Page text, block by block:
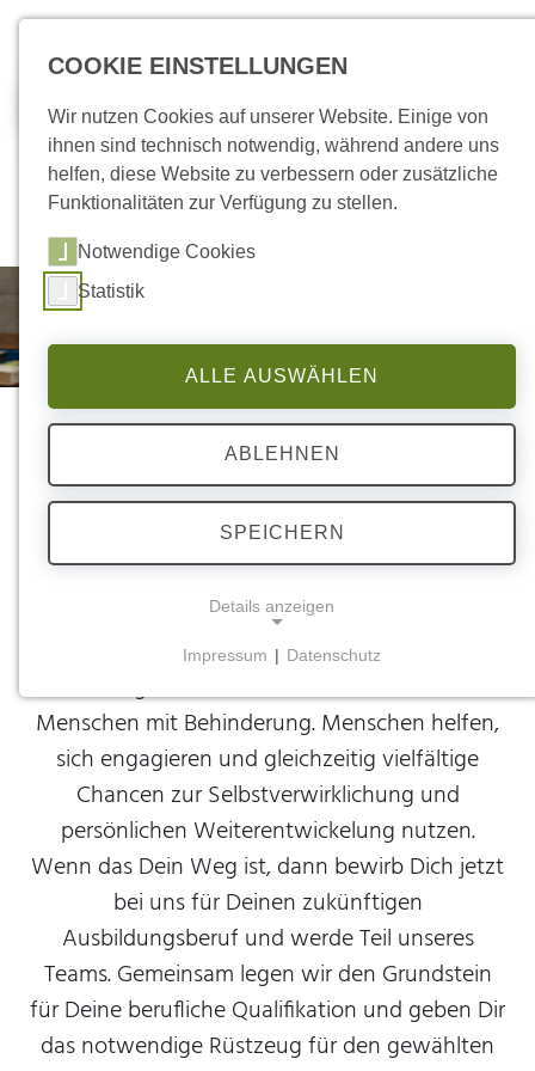
Jobs
Spannende
Ausbildungen
Menschen mit Behinderung. Menschen helfen,
sich engagieren und gleichzeitig vielfältige
Chancen zur Selbstverwirklichung und
persönlichen Weiterentwickelung nutzen.
Wenn das Dein Weg ist, dann bewirb Dich jetzt
bei uns für Deinen zukünftigen
Ausbildungsberuf und werde Teil unseres
Teams. Gemeinsam legen wir den Grundstein
für Deine berufliche Qualifikation und geben Dir
das notwendige Rüstzeug für den gewählten
COOKIE EINSTELLUNGEN
Wir nutzen Cookies auf unserer Website. Einige von
ihnen sind technisch notwendig, während andere uns
helfen, diese Website zu verbessern oder zusätzliche
Funktionalitäten zur Verfügung zu stellen.
Notwendige Cookies
Statistik
ALLE AUSWÄHLEN
ABLEHNEN
SPEICHERN
Details anzeigen
Notwendige Cookies ermöglichen grundlegende
Funktionen und sind für die einwandfreie Funktion
der Website erforderlich.
Einverständnis-Cookie
Name:
cookie_consent
Zweck:
Dieser Cookie speichert die ausgewählten
Cookie Laufzeit:
Impressum | Datenschutz